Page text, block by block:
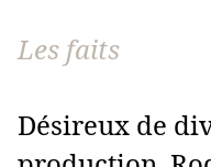
Les faits
Désireux de